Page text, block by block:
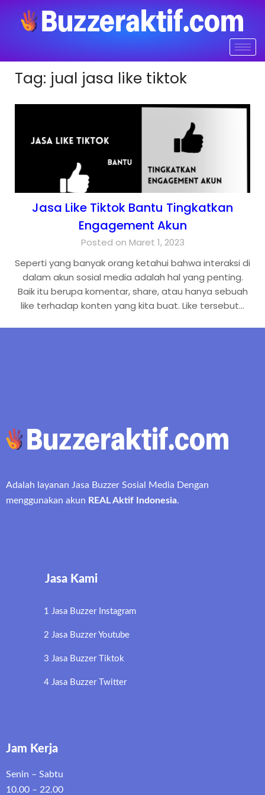
Tag: jual jasa like tiktok
Jasa Like Tiktok Bantu Tingkatkan
Engagement Akun
Posted on Maret 1, 2023
Seperti yang banyak orang ketahui bahwa interaksi di
dalam akun sosial media adalah hal yang penting.
Baik itu berupa komentar, share, atau hanya sebuah
like terhadap konten yang kita buat. Like tersebut…
Adalah layanan Jasa Buzzer Sosial Media Dengan
menggunakan akun REAL Aktif Indonesia.
Jasa Kami
1 Jasa Buzzer Instagram
2 Jasa Buzzer Youtube
3 Jasa Buzzer Tiktok
4 Jasa Buzzer Twitter
Jam Kerja
Senin – Sabtu
10.00 – 22.00